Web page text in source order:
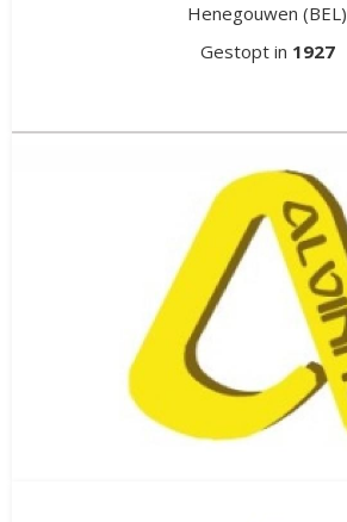
Henegouwen (BEL)
Gestopt in 1927